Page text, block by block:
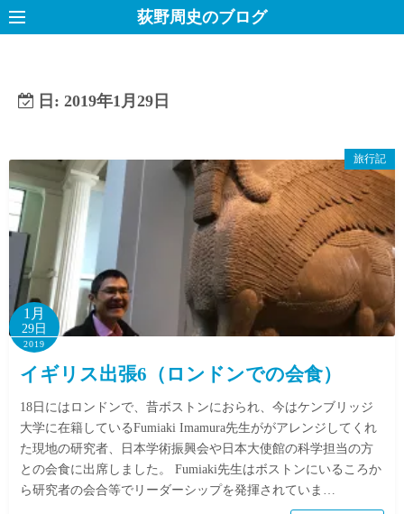
コ
ン
キ
荻野周史のブログ
日: 2019年1月29日
旅行記
1月
29日
2019
イギリス出張6（ロンドンでの会食）
18日にはロンドンで、昔ボストンにおられ、今はケンブリッジ
大学に在籍しているFumiaki Imamura先生ががアレンジしてくれ
た現地の研究者、日本学術振興会や日本大使館の科学担当の方
との会食に出席しました。 Fumiaki先生はボストンにいるころか
ら研究者の会合等でリーダーシップを発揮されていま…